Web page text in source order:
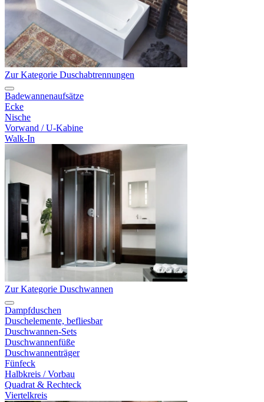
Zur Kategorie Duschabtrennungen
Badewannenaufsätze
Ecke
Nische
Vorwand / U-Kabine
Walk-In
Zur Kategorie Duschwannen
Dampfduschen
Duschelemente, befliesbar
Duschwannen-Sets
Duschwannenfüße
Duschwannenträger
Fünfeck
Halbkreis / Vorbau
Quadrat & Rechteck
Viertelkreis